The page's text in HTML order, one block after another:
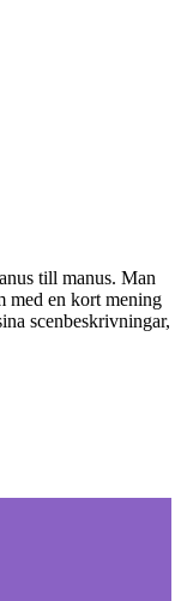
till manus. Man
med en kort mening
scenbeskrivningar,